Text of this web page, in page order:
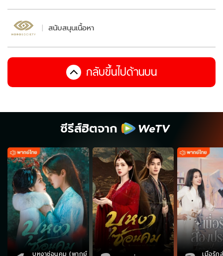
สนับสนุนเนื้อหา
กลับขึ้นไปด้านบน
ซีรีส์ฮิตจาก
บุหงาซ่อนคม (พากย์ เมื่อรัก